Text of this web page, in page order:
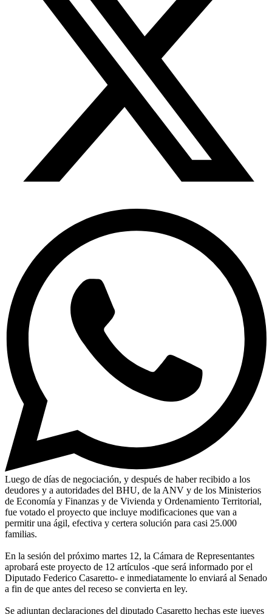
Luego de días de negociación, y después de haber recibido a los
deudores y a autoridades del BHU, de la ANV y de los Ministerios
de Economía y Finanzas y de Vivienda y Ordenamiento Territorial,
fue votado el proyecto que incluye modificaciones que van a
permitir una ágil, efectiva y certera solución para casi 25.000
familias.
En la sesión del próximo martes 12, la Cámara de Representantes
aprobará este proyecto de 12 artículos -que será informado por el
Diputado Federico Casaretto- e inmediatamente lo enviará al Senado
a fin de que antes del receso se convierta en ley.
Se adjuntan declaraciones del diputado Casaretto hechas este jueves